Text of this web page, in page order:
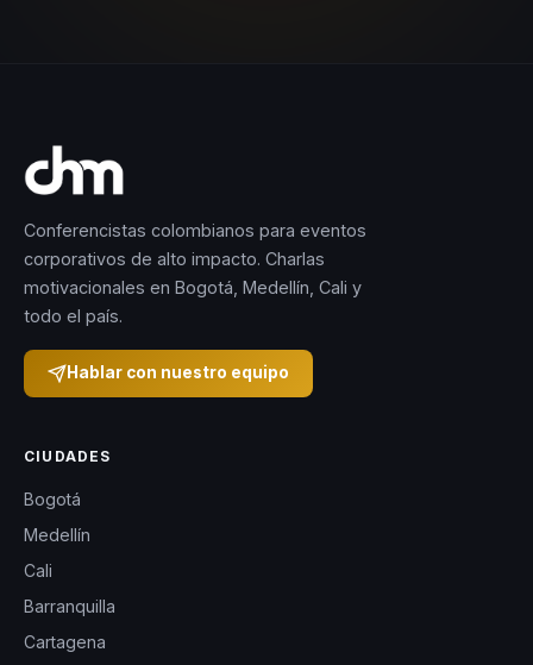
Conferencistas colombianos para eventos
corporativos de alto impacto. Charlas
motivacionales en Bogotá, Medellín, Cali y
todo el país.
Hablar con nuestro equipo
CIUDADES
Bogotá
Medellín
Cali
Barranquilla
Cartagena